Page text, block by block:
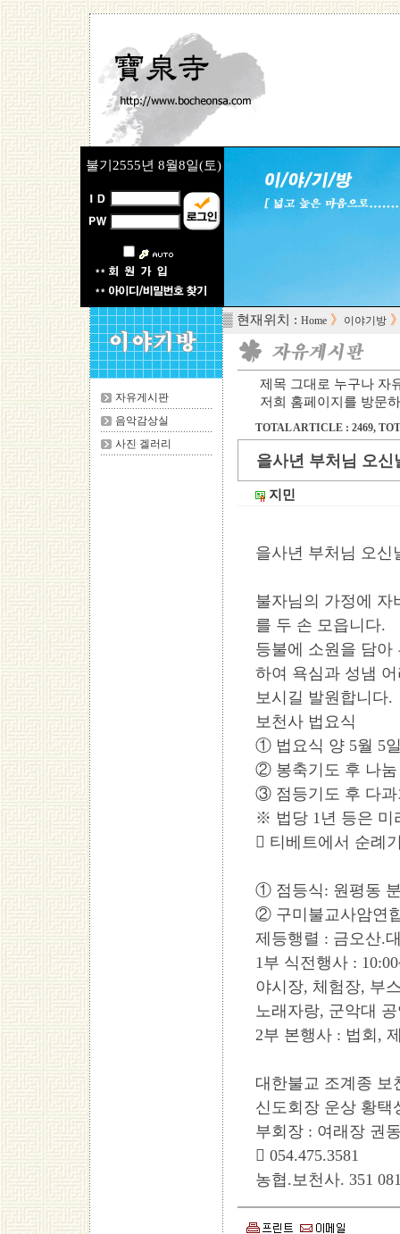
불기2555년 8월8일(토)
자유게시판
음악감상실
사진 겔러리
▒ 현재위치 : Home 》 이야기방
제목 그대로 누구나 자
저희 홈페이지를 방문
TOTAL ARTICLE : 2469,
을사년 부처님 오신
지민
을사년 부처님 오신
불자님의 가정에 자
를 두 손 모읍니다.
등불에 소원을 담아
하여 욕심과 성냄
보시길 발원합니다.
보천사 법요식
① 법요식 양 5월 5
② 봉축기도 후 나눔
③ 점등기도 후 다과
※ 법당 1년 등은 미
 티베트에서 순례
① 점등식: 원평동
② 구미불교사암연
제등행렬 : 금오산.
1부 식전행사 :
야시장, 체험장, 부
노래자랑, 군악대
2부 본행사 : 법회,
대한불교 조계종 보
신도회장 운상 황택
부회장 : 여래장 권
 054.475.3581
농협.보천사. 351